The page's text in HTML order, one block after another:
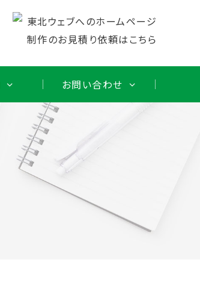
お問い合わせ